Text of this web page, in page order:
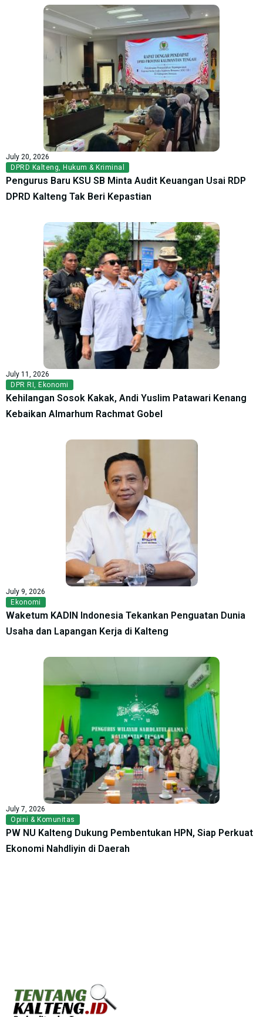
July 20, 2026
DPRD Kalteng, Hukum & Kriminal
Pengurus Baru KSU SB Minta Audit Keuangan Usai RDP
DPRD Kalteng Tak Beri Kepastian
July 11, 2026
DPR RI , Ekonomi
Kehilangan Sosok Kakak, Andi Yuslim Patawari Kenang
Kebaikan Almarhum Rachmat Gobel
July 9, 2026
Ekonomi
Waketum KADIN Indonesia Tekankan Penguatan Dunia
Usaha dan Lapangan Kerja di Kalteng
July 7, 2026
Opini & Komunitas
PW NU Kalteng Dukung Pembentukan HPN, Siap Perkuat
Ekonomi Nahdliyin di Daerah